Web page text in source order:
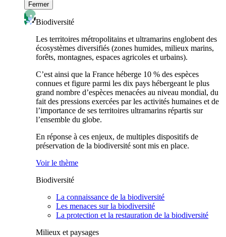
Fermer
Biodiversité
Les territoires métropolitains et ultramarins englobent des
écosystèmes diversifiés (zones humides, milieux marins,
forêts, montagnes, espaces agricoles et urbains).
C’est ainsi que la France héberge 10 % des espèces
connues et figure parmi les dix pays hébergeant le plus
grand nombre d’espèces menacées au niveau mondial, du
fait des pressions exercées par les activités humaines et de
l’importance de ses territoires ultramarins répartis sur
l’ensemble du globe.
En réponse à ces enjeux, de multiples dispositifs de
préservation de la biodiversité sont mis en place.
Voir le thème
Biodiversité
La connaissance de la biodiversité
Les menaces sur la biodiversité
La protection et la restauration de la biodiversité
Milieux et paysages